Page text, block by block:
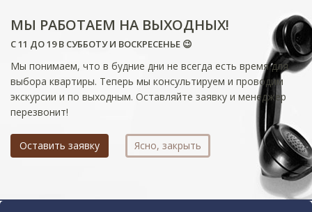
МЫ РАБОТАЕМ НА ВЫХОДНЫХ!
С 11 ДО 19 В СУББОТУ И ВОСКРЕСЕНЬЕ 😉
Мы понимаем, что в будние дни не всегда есть время для
выбора квартиры. Теперь мы консультируем и проводим
экскурсии и по выходным. Оставляйте заявку и менеджер
перезвонит!
Оставить заявку Ясно, закрыть